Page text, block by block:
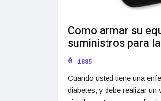
Como armar su
suministros para
1885
Cuando usted tiene una
diabetes, y debe realizar un